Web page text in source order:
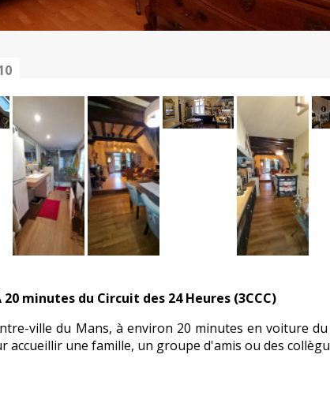
minutes du Circuit des 24 Heures (3CCC)
ville du Mans, à environ 20 minutes en voiture
accueillir une famille, un groupe d'amis ou des